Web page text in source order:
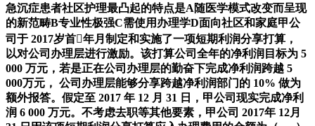
急沉症患者社区护理最凸起的特点是A随医学模式改变而呈现
的新范畴B专业性极强C需使用办理学D面向社区和家庭甲公
司于 2017岁首年月制定和实施了一项短期利润分享打算，
以对公司办理层进行激励。该打算公司全年的净利润目标为 5
000 万元，若是正在公司办理层的勤奋下完成净利润跨越 5
000万元， 公司办理层能够分享跨越净利润部门的 10% 做为
额外报答。假定至 2017 年 12 月 31 日，甲公司现实完成净利
润 6 000 万元。不考虑去职等其他要素，甲公司 2017年 12月